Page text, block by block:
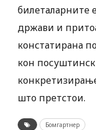
билеталарните
држави и
констатирана
кон
што претстои.
Бомгартнер